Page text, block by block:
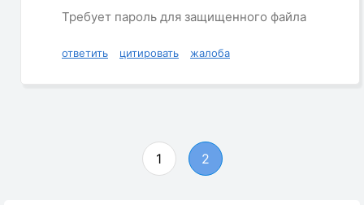
Требует пароль для защищенного файла
ответить цитировать жалоба
1 2